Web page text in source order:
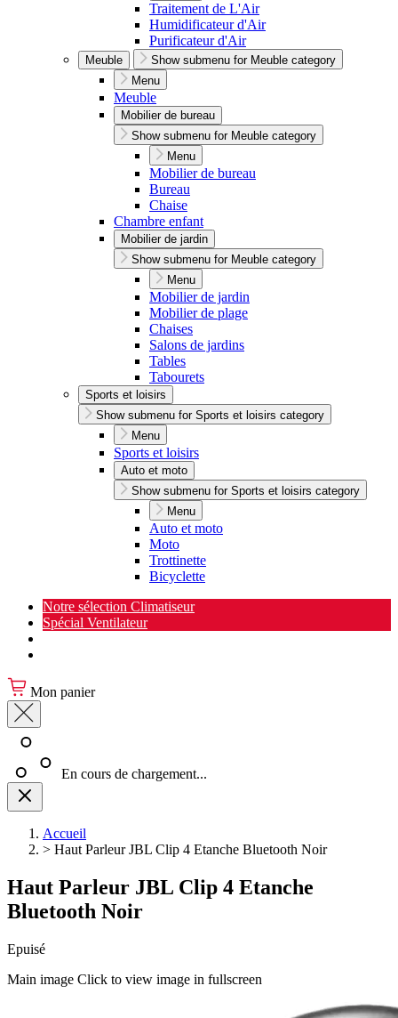
Traitement de L'Air
Humidificateur d'Air
Purificateur d'Air
Meuble
Show submenu for Meuble category
Menu
Meuble
Mobilier de bureau
Show submenu for Meuble category
Menu
Mobilier de bureau
Bureau
Chaise
Chambre enfant
Mobilier de jardin
Show submenu for Meuble category
Menu
Mobilier de jardin
Mobilier de plage
Chaises
Salons de jardins
Tables
Tabourets
Sports et loisirs
Show submenu for Sports et loisirs category
Menu
Sports et loisirs
Auto et moto
Show submenu for Sports et loisirs category
Menu
Auto et moto
Moto
Trottinette
Bicyclette
Notre sélection Climatiseur
Spécial Ventilateur
Mon panier
En cours de chargement...
Accueil
> Haut Parleur JBL Clip 4 Etanche Bluetooth Noir
Haut Parleur JBL Clip 4 Etanche
Bluetooth Noir
Epuisé
Main image Click to view image in fullscreen